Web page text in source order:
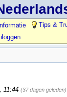
Tips &
11:44 (37 dagen geleden)